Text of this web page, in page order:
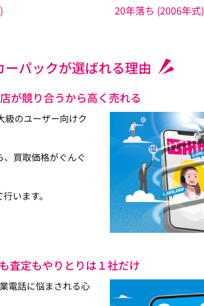
20年落ち (2006年式)
ーパックが選ばれる理由
が競り合うから高く売れる
級のユーザー向けク
買取価格がぐんぐ
います。
査定もやりとりは１社だけ
電話に悩まされる心